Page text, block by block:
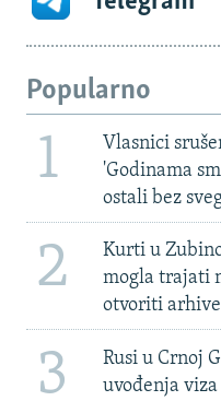
Popularno
1
Vlasnici
'Godinama
ostali bez
2
Kurti u
mogla trajati
otvoriti arhive
3
Rusi u Crnoj
uvođenja viza